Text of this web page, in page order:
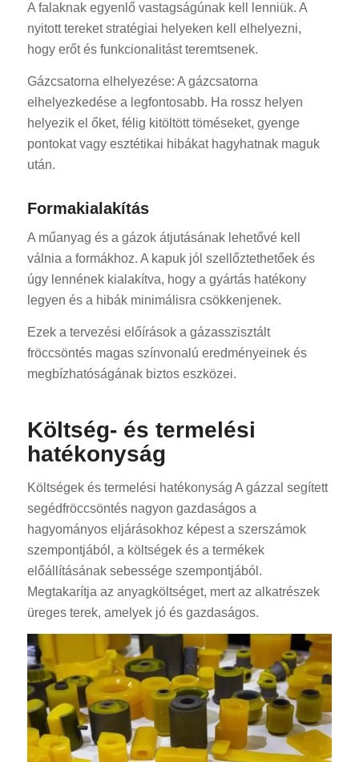
A falaknak egyenlő vastagságúnak kell lenniük. A
nyitott tereket stratégiai helyeken kell elhelyezni,
hogy erőt és funkcionalitást teremtsenek.
Gázcsatorna elhelyezése: A gázcsatorna
elhelyezkedése a legfontosabb. Ha rossz helyen
helyezik el őket, félig kitöltött töméseket, gyenge
pontokat vagy esztétikai hibákat hagyhatnak maguk
után.
Formakialakítás
A műanyag és a gázok átjutásának lehetővé kell
válnia a formákhoz. A kapuk jól szellőztethetőek és
úgy lennének kialakítva, hogy a gyártás hatékony
legyen és a hibák minimálisra csökkenjenek.
Ezek a tervezési előírások a gázasszisztált
fröccsöntés magas színvonalú eredményeinek és
megbízhatóságának biztos eszközei.
Költség- és termelési
hatékonyság
Költségek és termelési hatékonyság A gázzal segített
segédfröccsöntés nagyon gazdaságos a
hagyományos eljárásokhoz képest a szerszámok
szempontjából, a költségek és a termékek
előállításának sebessége szempontjából.
Megtakarítja az anyagköltséget, mert az alkatrészek
üreges terek, amelyek jó és gazdaságos.